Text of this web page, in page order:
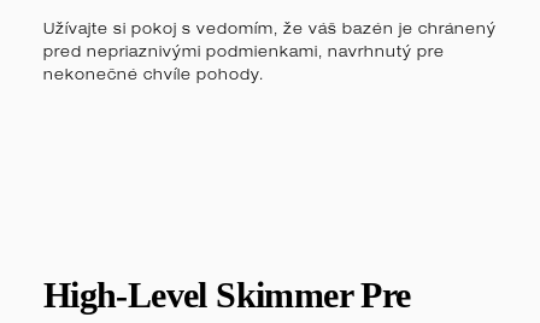
Užívajte si pokoj s vedomím, že váš bazén je chránený
pred nepriaznivými podmienkami, navrhnutý pre
nekonečné chvíle pohody.
High-Level Skimmer Pre